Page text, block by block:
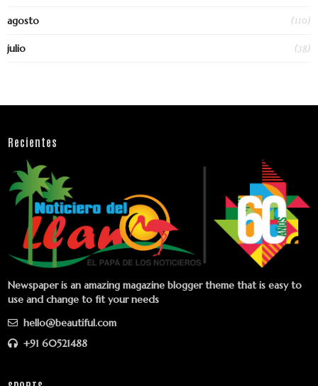
agosto (110)
julio (38)
Recientes
Newspaper is an amazing magazine blogger theme that is easy to
use and change to fit your needs
hello@beautiful.com
+91 60521488